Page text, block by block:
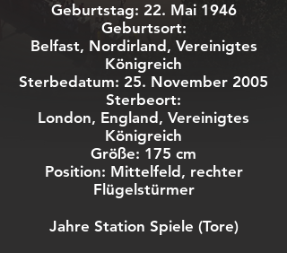
Geburtstag: 22. Mai 1946
Geburtsort:
Belfast, Nordirland, Vereinigtes
Königreich
Sterbedatum: 25. November 2005
Sterbeort:
London, England, Vereinigtes
Königreich
Größe: 175 cm
Position: Mittelfeld, rechter
Flügelstürmer
Jahre Station Spiele (Tore)